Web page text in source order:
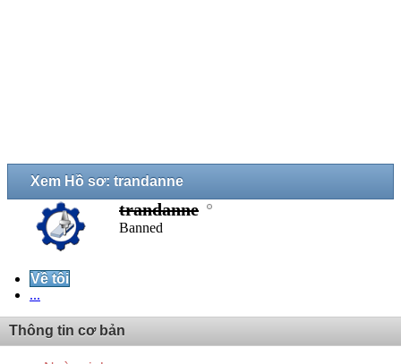
Xem Hồ sơ: trandanne
trandanne
Banned
Về tôi
...
Thông tin cơ bản